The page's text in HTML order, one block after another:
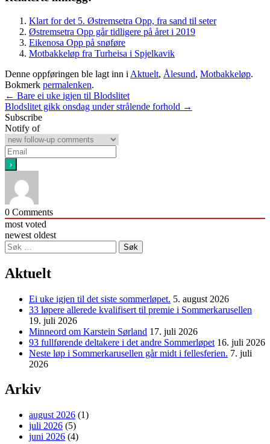
Klart for det 5. Østremsetra Opp, fra sand til seter
Østremsetra Opp går tidligere på året i 2019
Eikenosa Opp på snøføre
Motbakkeløp fra Turheisa i Spjelkavik
Denne oppføringen ble lagt inn i Aktuelt, Ålesund, Motbakkeløp.
Bokmerk permalenken.
Innleggsnavigasjon
← Bare ei uke igjen til Blodslitet
Blodslitet gikk onsdag under strålende forhold →
Subscribe
Notify of
0 Comments
most voted
newest oldest
Søk
etter:
Aktuelt
Ei uke igjen til det siste sommerløpet. 5. august 2026
33 løpere allerede kvalifisert til premie i Sommerkarusellen
19. juli 2026
Minneord om Karstein Sørland 17. juli 2026
93 fullførende deltakere i det andre Sommerløpet 16. juli 2026
Neste løp i Sommerkarusellen går midt i fellesferien. 7. juli
2026
Arkiv
august 2026 (1)
juli 2026 (5)
juni 2026 (4)